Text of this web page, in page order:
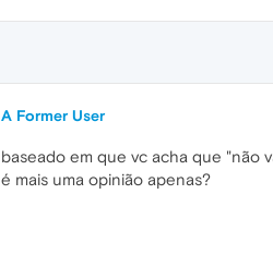
A Former User
baseado em que vc acha que "não
é mais uma opinião apenas?